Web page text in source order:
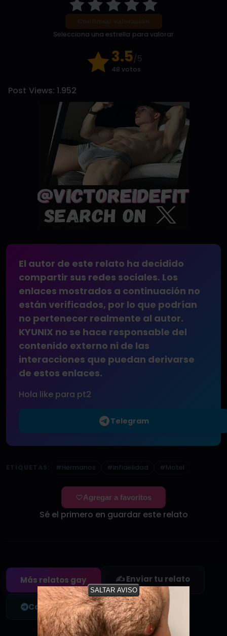
Selecciona una estrella para valorar
3.5/5
48 votos
Post Views: 1.952
El autor de este relato ha decidido
compartir sus redes sociales. Los
enlaces mostrados a continuación no
están verificados, por lo que podrían
no pertenecer realmente al autor.
KYUNIX no se hace responsable del
contenido externo ni de las
interacciones que puedan derivarse
de estos enlaces.
Hola like para pt2
Telegram
#Hermanos #infidelidad #Motel
Agregar a favoritos
Sé el primero en guardar este relato
Más relatos gay ✍️ Enviar tu relato
Canal de Telegram
SALTAR AVISO